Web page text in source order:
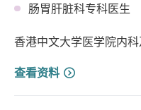
肠胃肝脏科专科医生
香港中文大学医学院内
查看资料